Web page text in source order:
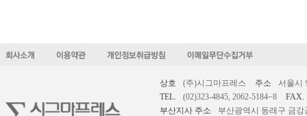
상호 (주)시그마프레스 주소
서울시
TEL.
(02)323-4845, 2062-5184~8
FAX.
부산지사 주소
부산광역시 동래구 금강